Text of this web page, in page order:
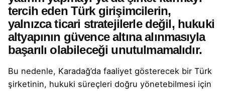
tercih eden Türk girişimcilerin,
yalnızca ticari stratejilerle değil, hukuki
altyapının güvence altına alınmasıyla
başarılı olabileceği unutulmamalıdır.
Bu nedenle, Karadağ’da faaliyet gösterecek bir Türk
şirketinin, hukuki süreçleri doğru yönetebilmesi için